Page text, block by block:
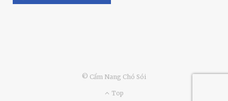
© Cẩm Nang Chó Sói
Top